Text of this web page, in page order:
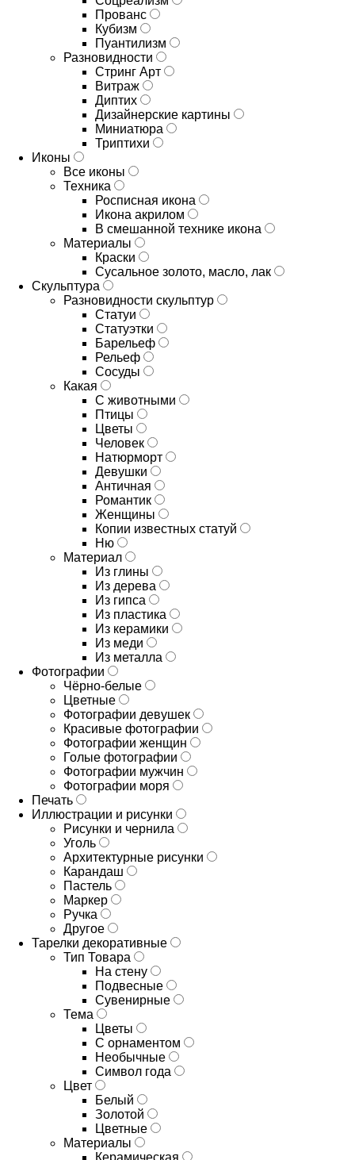
Прованс
Кубизм
Пуантилизм
Разновидности
Стринг Арт
Витраж
Диптих
Дизайнерские картины
Миниатюра
Триптихи
Иконы
Все иконы
Техника
Росписная икона
Икона акрилом
В смешанной технике икона
Материалы
Краски
Сусальное золото, масло, лак
Скульптура
Разновидности скульптур
Статуи
Статуэтки
Барельеф
Рельеф
Сосуды
Какая
С животными
Птицы
Цветы
Человек
Натюрморт
Девушки
Античная
Романтик
Женщины
Копии известных статуй
Ню
Материал
Из глины
Из дерева
Из гипса
Из пластика
Из керамики
Из меди
Из металла
Фотографии
Чёрно-белые
Цветные
Фотографии девушек
Красивые фотографии
Фотографии женщин
Голые фотографии
Фотографии мужчин
Фотографии моря
Печать
Иллюстрации и рисунки
Рисунки и чернила
Уголь
Архитектурные рисунки
Карандаш
Пастель
Маркер
Ручка
Другое
Тарелки декоративные
Тип Товара
На стену
Подвесные
Сувенирные
Тема
Цветы
С орнаментом
Необычные
Символ года
Цвет
Белый
Золотой
Цветные
Материалы
Керамическая